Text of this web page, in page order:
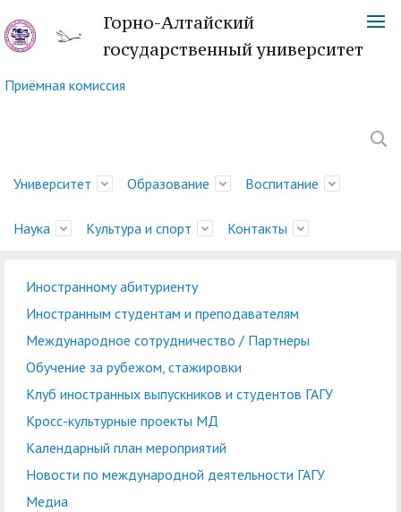
Горно-Алтайский
государственный университет
Приёмная комиссия
Университет
Обращение ректора
Ученый совет
Администрация
Военный учебный центр
при ГАГУ
Отдел
делопроизводства
Управление по
правовой и кадровой
работе
Управление
бухгалтерского учета и
финансового контроля
Образование
Факультеты
управление
Методический совет
ГАГУ
Отдел практической
подготовки студентов
Отдел
документационного
обеспечения учебного
Воспитание
Управление
молодежной политики
и воспитательной
деятельности
психологической
помощи
воспитательной работе
Центр
добровольчества
«Абилимпикс»
Cовет обучающихся
Экскурсионно-
Наука
Новости науки
исследований
Отдел подготовки
научно-педагогических
кадров
Лаборатории, НШ,
НИЦ, вузовско-
академическая
Культура и спорт
Немецкий культурный
центр
Китая
Туристский клуб
"Горизонт"
Военно-патриотический
клуб "БАРС"
Контакты
Телефонный справочник
Символика ГАГУ
Карта корпусов
Карта сайта
Иностранному абитуриенту
Иностранным студентам и преподавателям
Международное сотрудничество / Партнеры
Обучение за рубежом, стажировки
Клуб иностранных выпускников и студентов ГАГУ
Кросс-культурные проекты МД
Календарный план мероприятий
Новости по международной деятельности ГАГУ
Медиа